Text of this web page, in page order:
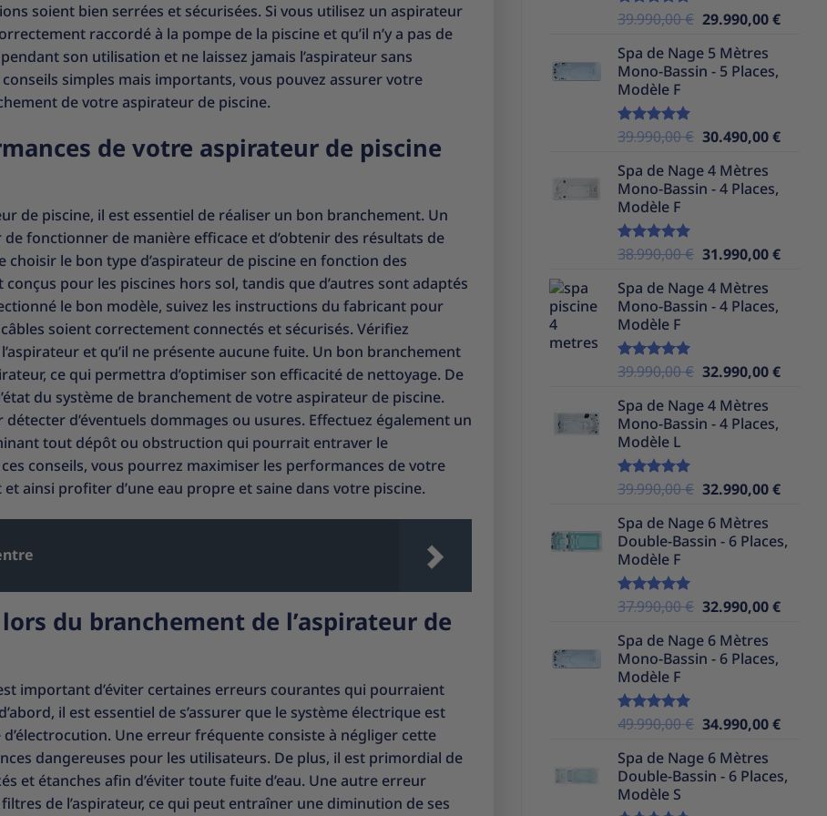
soient bien serrées et sécurisées. Si vous utilisez un aspirateur
raccordé à la pompe de la piscine et qu’il n’y a pas de
son utilisation et ne laissez jamais l’aspirateur sans
simples mais importants, vous pouvez assurer votre
de votre aspirateur de piscine.
de votre aspirateur de piscine
de piscine, il est essentiel de réaliser un bon branchement. Un
fonctionner de manière efficace et d’obtenir des résultats de
le bon type d’aspirateur de piscine en fonction des
pour les piscines hors sol, tandis que d’autres sont adaptés
le bon modèle, suivez les instructions du fabricant pour
soient correctement connectés et sécurisés. Vérifiez
et qu’il ne présente aucune fuite. Un bon branchement
ce qui permettra d’optimiser son efficacité de nettoyage. De
du système de branchement de votre aspirateur de piscine.
d’éventuels dommages ou usures. Effectuez également un
tout dépôt ou obstruction qui pourrait entraver le
conseils, vous pourrez maximiser les performances de votre
ainsi profiter d’une eau propre et saine dans votre piscine.
du branchement de l’aspirateur de
important d’éviter certaines erreurs courantes qui pourraient
il est essentiel de s’assurer que le système électrique est
Une erreur fréquente consiste à négliger cette
dangereuses pour les utilisateurs. De plus, il est primordial de
et étanches afin d’éviter toute fuite d’eau. Une autre erreur
de l’aspirateur, ce qui peut entraîner une diminution de ses
Note5.00
39.990,00€ Le
initial
était :
29.990,00€Le
Spa de Nage 5 Mètres
Mono-Bassin - 5 Places,
Modèle F
Note5.00
39.990,00€ Le
initial
était :
30.490,00€Le
Spa de Nage 4 Mètres
Mono-Bassin - 4 Places,
Modèle F
Note5.00
38.990,00€ Le
initial
était :
31.990,00€Le
Spa de Nage 4 Mètres
Mono-Bassin - 4 Places,
Modèle F
Note5.00
39.990,00€ Le
initial
était :
32.990,00€Le
Spa de Nage 4 Mètres
Mono-Bassin - 4 Places,
Modèle L
Note5.00
39.990,00€ Le
initial
était :
32.990,00€Le
est :
Spa de Nage 6 Mètres
Double-Bassin - 6 Places,
Modèle F
Note5.00
37.990,00€ Le
initial
était :
32.990,00€Le
Spa de Nage 6 Mètres
Mono-Bassin - 6 Places,
Modèle F
Note5.00
49.990,00€ Le
initial
était :
34.990,00€Le
est :
Spa de Nage 6 Mètres
Double-Bassin - 6 Places,
Modèle S